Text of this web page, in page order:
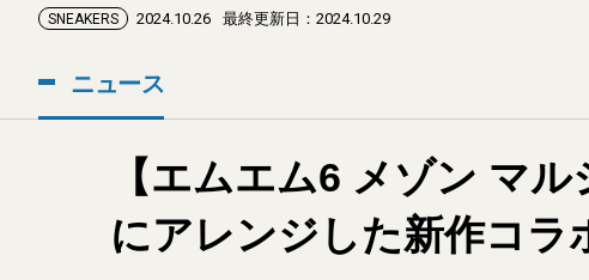
SNEAKERS 2024.10.26 最終更新日：2024.10.29
ニュース
【エムエム6 メゾン マ
にアレンジした新作コラ